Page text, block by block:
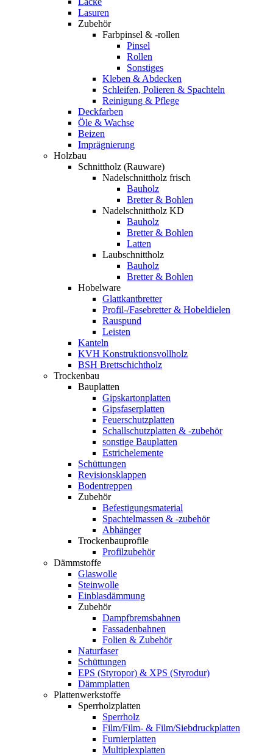
Lasuren
Zubehör
Farbpinsel & -rollen
Pinsel
Rollen
Sonstiges
Kleben & Abdecken
Schleifen, Polieren & Spachteln
Reinigung & Pflege
Deckfarben
Öle & Wachse
Beizen
Imprägnierung
Holzbau
Schnittholz (Rauware)
Nadelschnittholz frisch
Bauholz
Bretter & Bohlen
Nadelschnittholz KD
Bauholz
Bretter & Bohlen
Latten
Laubschnittholz
Bauholz
Bretter & Bohlen
Hobelware
Glattkantbretter
Profil-/Fasebretter & Hobeldielen
Rauspund
Leisten
Kanteln
KVH Konstruktionsvollholz
BSH Brettschichtholz
Trockenbau
Bauplatten
Gipskartonplatten
Gipsfaserplatten
Feuerschutzplatten
Schallschutzplatten & -zubehör
sonstige Bauplatten
Estrichelemente
Schüttungen
Revisionsklappen
Bodentreppen
Zubehör
Befestigungsmaterial
Spachtelmassen & -zubehör
Abhänger
Trockenbauprofile
Profilzubehör
Dämmstoffe
Glaswolle
Steinwolle
Einblasdämmung
Zubehör
Dampfbremsbahnen
Fassadenbahnen
Folien & Zubehör
Naturfaser
Schüttungen
EPS (Styropor) & XPS (Styrodur)
Dämmplatten
Plattenwerkstoffe
Sperrholzplatten
Sperrholz
Film/Film- & Film/Siebdruckplatten
Furnierplatten
Multiplexplatten